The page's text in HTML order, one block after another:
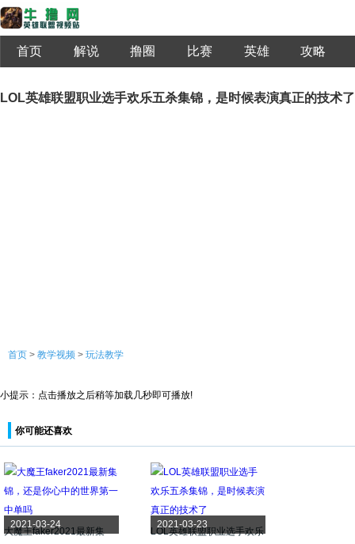
首页 解说 撸圈 比赛 英雄 攻略
LOL英雄联盟职业选手欢乐五杀集锦，是时候表演真正的技术了
首页 > 教学视频 > 玩法教学
小提示：点击播放之后稍等加载几秒即可播放!
你可能还喜欢
2021-03-24
大魔王faker2021最新集
2021-03-23
LOL英雄联盟职业选手欢乐